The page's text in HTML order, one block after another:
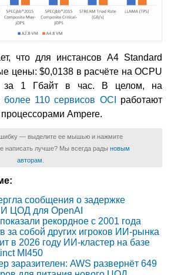
что для инстансов A4 Standard
цены: $0,0138 в расчёте на OCPU
за 1 Гбайт в час. В целом, на
более 110 сервисов OCI
работают
Ampere.
— выделите ее мышью и нажмите
написать лучше? Мы всегда рады новым
авторам.
сообщения о задержке
ЦОД для OpenAI
рекордное с 2001 года
за собой других игроков ИИ-рынка
в 2026 году ИИ-кластер на базе
MI450
заразителен: AWS развернёт 649